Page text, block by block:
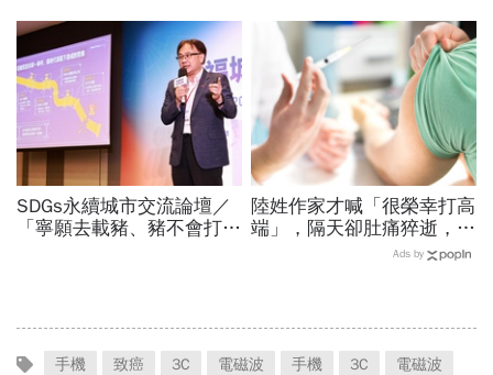
SDGs永續城市交流論壇／
「寧願去載豬、豬不會打
陸姓作家才喊「很榮幸打高
端」，隔天卻肚痛猝逝，來
自馬來西亞的他積極參與社
Ads by
手機 致癌 3C 電磁波 手機 3C
電磁波